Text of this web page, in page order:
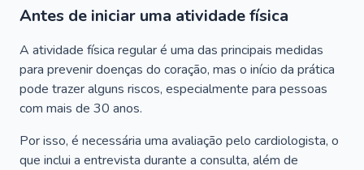
Antes de iniciar uma atividade física
A atividade física regular é uma das principais medidas
para prevenir doenças do coração, mas o início da prática
pode trazer alguns riscos, especialmente para pessoas
com mais de 30 anos.
Por isso, é necessária uma avaliação pelo cardiologista, o
que inclui a entrevista durante a consulta, além de